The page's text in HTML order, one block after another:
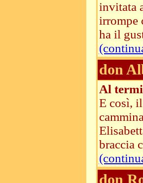
invitata
irrompe
ha il
don
Al
E così,
braccia
don